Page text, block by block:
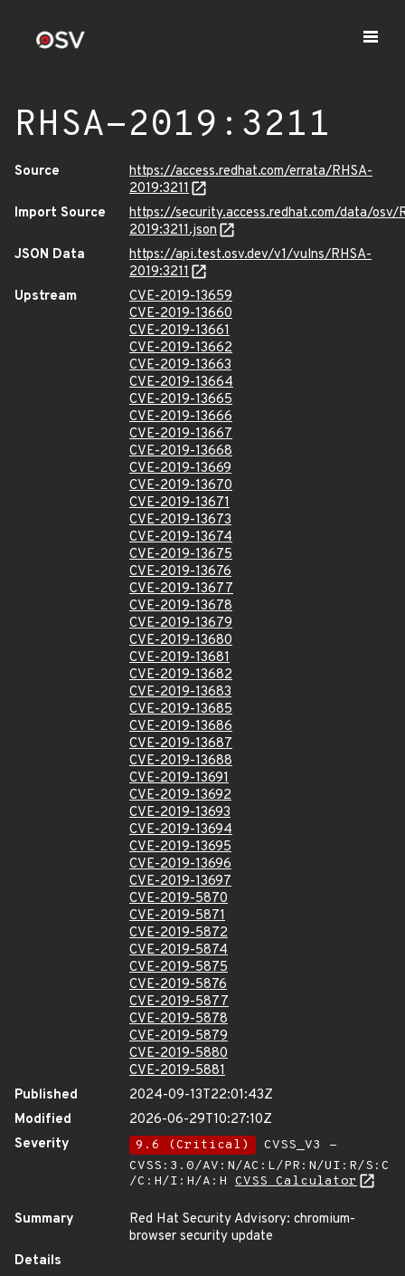
RHSA-2019:3211
Source
https://access.redhat.com/errata/RHSA-
2019:3211
Import Source
https://security.access.redhat.com/data/osv/
2019:3211.json
JSON Data
https://api.test.osv.dev/v1/vulns/RHSA-
2019:3211
Upstream
CVE-2019-13659
CVE-2019-13660
CVE-2019-13661
CVE-2019-13662
CVE-2019-13663
CVE-2019-13664
CVE-2019-13665
CVE-2019-13666
CVE-2019-13667
CVE-2019-13668
CVE-2019-13669
CVE-2019-13670
CVE-2019-13671
CVE-2019-13673
CVE-2019-13674
CVE-2019-13675
CVE-2019-13676
CVE-2019-13677
CVE-2019-13678
CVE-2019-13679
CVE-2019-13680
CVE-2019-13681
CVE-2019-13682
CVE-2019-13683
CVE-2019-13685
CVE-2019-13686
CVE-2019-13687
CVE-2019-13688
CVE-2019-13691
CVE-2019-13692
CVE-2019-13693
CVE-2019-13694
CVE-2019-13695
CVE-2019-13696
CVE-2019-13697
CVE-2019-5870
CVE-2019-5871
CVE-2019-5872
CVE-2019-5874
CVE-2019-5875
CVE-2019-5876
CVE-2019-5877
CVE-2019-5878
CVE-2019-5879
CVE-2019-5880
CVE-2019-5881
Published
2024-09-13T22:01:43Z
Modified
2026-06-29T10:27:10Z
Severity
9.6 (Critical)
CVSS_V3 -
CVSS:3.0/AV:N/AC:L/PR:N/UI:R/S:C
/C:H/I:H/A:H CVSS Calculator
Summary
Red Hat Security Advisory: chromium-
browser security update
Details